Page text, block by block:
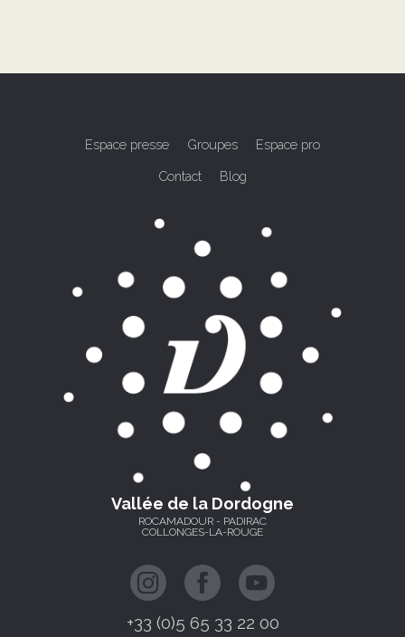
Espace presse Groupes Espace pro
Contact Blog
Vallée de la Dordogne
ROCAMADOUR - PADIRAC
COLLONGES-LA-ROUGE
+33 (0)5 65 33 22 00